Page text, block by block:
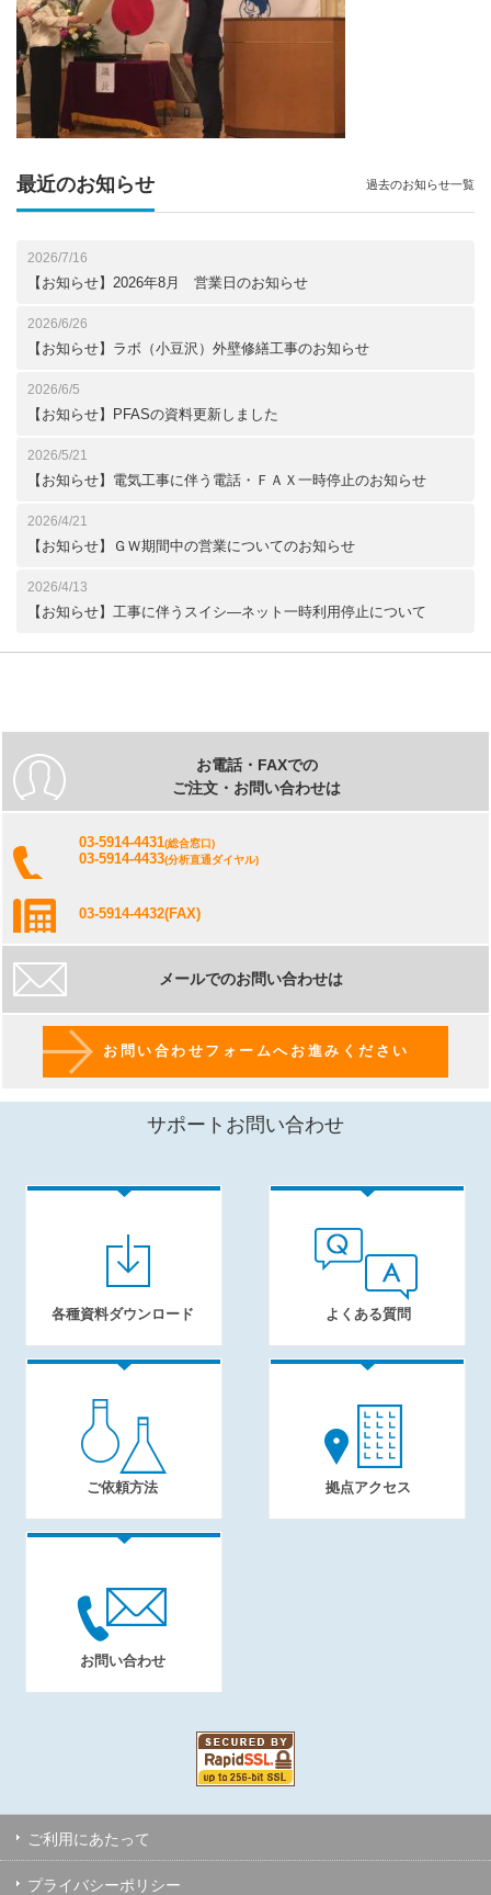
最近のお知らせ
2026/7/16
【お知らせ】2026年8月 営業日のお知らせ
2026/6/26
【お知らせ】ラボ（小豆沢）外壁修繕工事のお知らせ
2026/6/5
【お知らせ】PFASの資料更新しました
2026/5/21
【お知らせ】電気工事に伴う電話・ＦＡＸ一時停止のお知らせ
2026/4/21
【お知らせ】ＧＷ期間中の営業についてのお知らせ
2026/4/13
【お知らせ】工事に伴うスイシ―ネット一時利用停止について
過去のお知らせ一覧
お電話・FAXでの
ご注文・お問い合わせは
03-5914-4431(総合窓口)
03-5914-4433(分析直通ダイヤル)
03-5914-4432(FAX)
メールでのお問い合わせは
お問い合わせフォームへお進みください
サポートお問い合わせ
各種資料ダウンロード よくある質問
ご依頼方法 拠点アクセス
お問い合わせ
ご利用にあたって
プライバシーポリシー